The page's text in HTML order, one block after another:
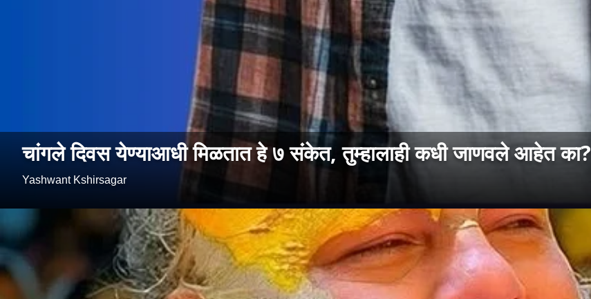
चांगले दिवस येण्याआधी मिळतात हे ७ संकेत, तुम्हालाही कधी जाणवले आहेत का?
Yashwant Kshirsagar